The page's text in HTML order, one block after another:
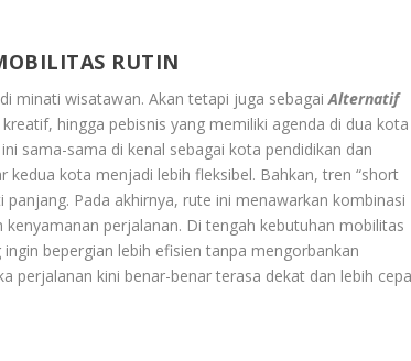
RUTIN
minati wisatawan. Akan tetapi juga sebagaiAlternatif
hingga pebisnis yang memiliki agenda di dua kota
sama-sama di kenal sebagai kota pendidikan dan
kota menjadi lebih fleksibel. Bahkan, tren “short
Pada akhirnya, rute ini menawarkan kombinasi
perjalanan. Di tengah kebutuhan mobilitas
bepergian lebih efisien tanpa mengorbankan
perjalanan kini benar-benar terasa dekat dan lebih